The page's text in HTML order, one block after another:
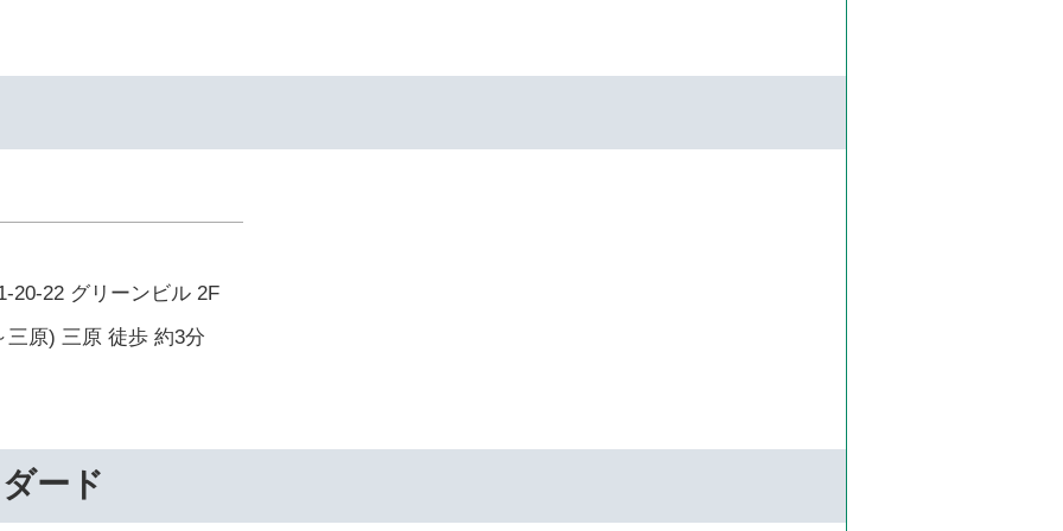
20-22 グリーンビル 2F
三原) 三原 徒歩 約3分
ード